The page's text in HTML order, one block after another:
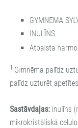
GYMNEMA
INULĪNS
Atbalsta
1 Gimnēma palīdz
palīdz uzturēt
Sastāvdaļas: inulīns
mikrokristāliskā